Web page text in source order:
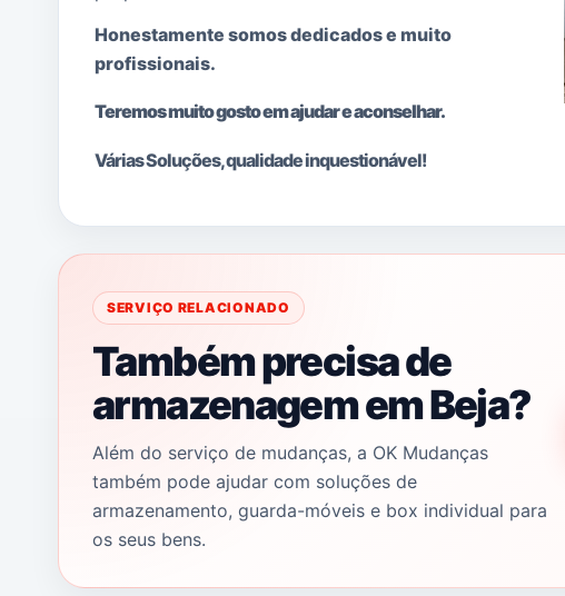
Honestamente somos dedicados e muito
profissionais.
Teremos muito gosto em ajudar e aconselhar.
Várias Soluções, qualidade inquestionável!
SERVIÇO RELACIONADO
Também precisa de
armazenagem em Beja?
Além do serviço de mudanças, a OK Mudanças
também pode ajudar com soluções de
armazenamento, guarda-móveis e box individual para
os seus bens.